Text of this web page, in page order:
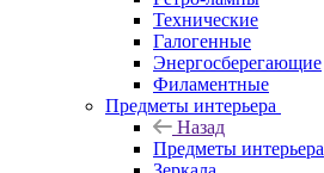
Технические
Галогенные
Энергосберегающие
Филаментные
Предметы интерьера
Назад
Предметы интерьера